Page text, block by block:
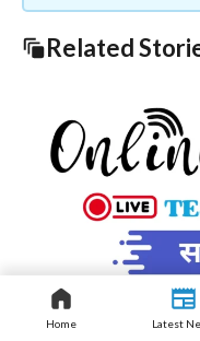
Related
Home Latest